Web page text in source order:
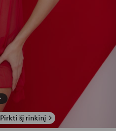
Pirkti šį rinkinį